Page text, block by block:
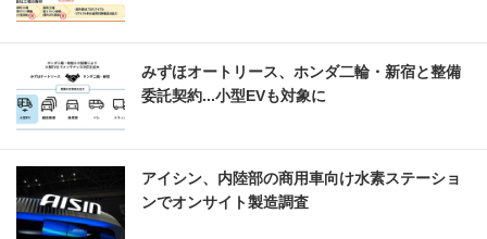
みずほオートリース、ホンダ二輪・新宿と整備
委託契約...小型EVも対象に
アイシン、内陸部の商用車向け水素ステーショ
ンでオンサイト製造調査